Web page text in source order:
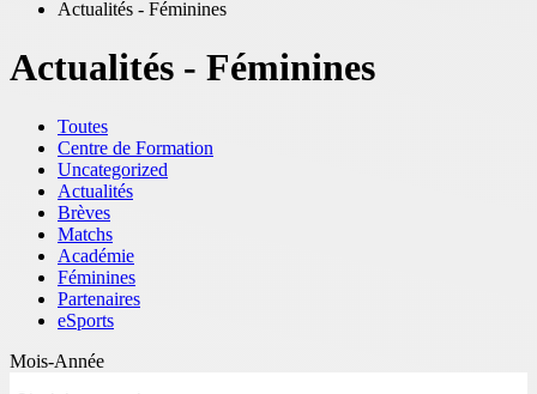
Actualités - Féminines
Actualités - Féminines
Toutes
Centre de Formation
Uncategorized
Actualités
Brèves
Matchs
Académie
Féminines
Partenaires
eSports
Mois-Année